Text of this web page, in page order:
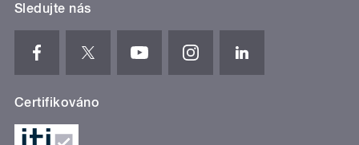
Sledujte nás
Certifikováno